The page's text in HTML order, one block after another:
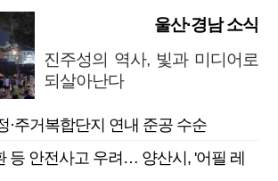
울산·경남 소식
진주성의 역사, 빛과 미디어로
되살아난다
·주거복합단지 연내 준공 수순
등 안전사고 우려… 양산시, '어필 레